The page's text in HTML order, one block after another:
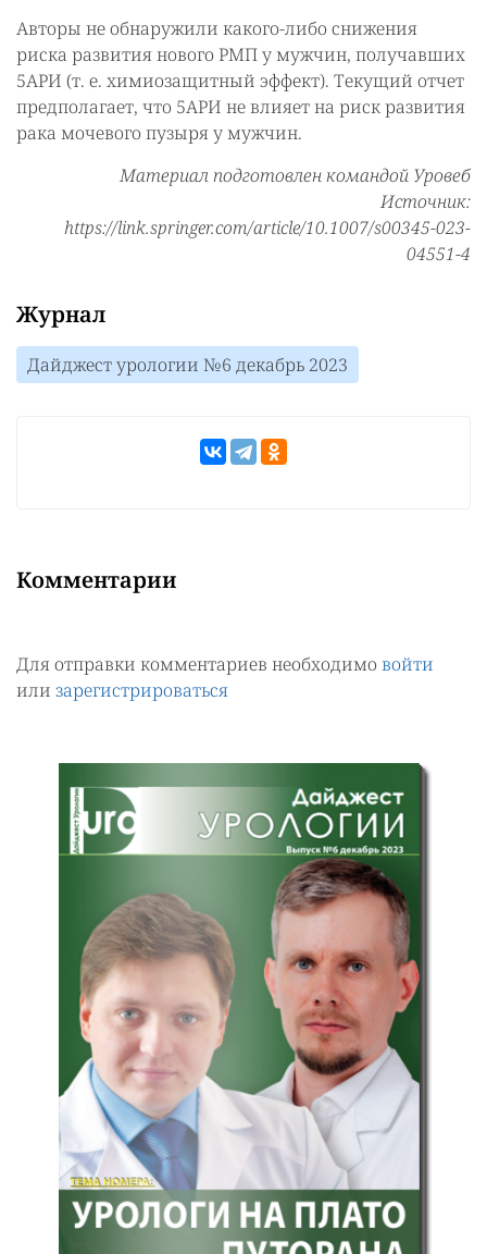
Авторы не обнаружили какого-либо снижения
риска развития нового РМП у мужчин, получавших
5АРИ (т. е. химиозащитный эффект). Текущий отчет
предполагает, что 5АРИ не влияет на риск развития
рака мочевого пузыря у мужчин.
Материал подготовлен командой Уровеб
Источник:
https://link.springer.com/article/10.1007/s00345-023-
04551-4
Журнал
Дайджест урологии №6 декабрь 2023
Комментарии
Для отправки комментариев необходимо войти
или зарегистрироваться